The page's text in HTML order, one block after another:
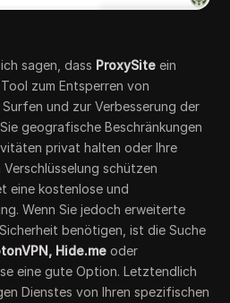
sagen, dass ProxySite ein
zum Entsperren von
und zur Verbesserung der
geografische Beschränkungen
privat halten oder Ihre
schützen
eine kostenlose und
Wenn Sie jedoch erweiterte
benötigen, ist die Suche
Hide.me oder
eine gute Option. Letztendlich
Dienstes von Ihren spezifischen